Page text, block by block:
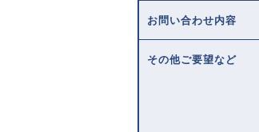
お問い合わせ内容
その他ご要望など